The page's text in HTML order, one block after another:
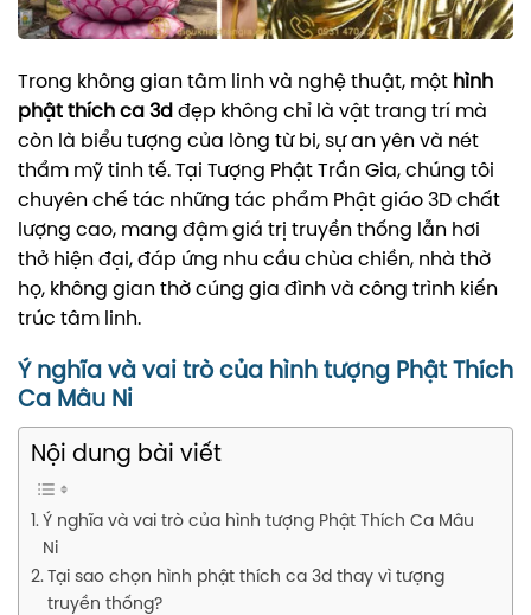
Trong không gian tâm linh và nghệ thuật, một hình
phật thích ca 3d đẹp không chỉ là vật trang trí mà
còn là biểu tượng của lòng từ bi, sự an yên và nét
thẩm mỹ tinh tế. Tại Tượng Phật Trần Gia, chúng tôi
chuyên chế tác những tác phẩm Phật giáo 3D chất
lượng cao, mang đậm giá trị truyền thống lẫn hơi
thở hiện đại, đáp ứng nhu cầu chùa chiền, nhà thờ
họ, không gian thờ cúng gia đình và công trình kiến
trúc tâm linh.
Ý nghĩa và vai trò của hình tượng Phật Thích
Ca Mâu Ni
Nội dung bài viết
Ý nghĩa và vai trò của hình tượng Phật Thích Ca Mâu
Ni
Tại sao chọn hình phật thích ca 3d thay vì tượng
truyền thống?